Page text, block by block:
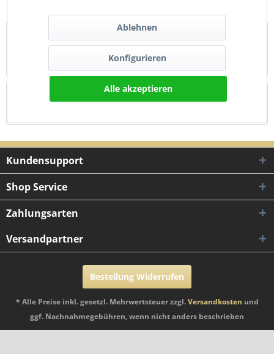
2x Zündkerze BP7HS. Details Schlüsselweite: 20,8 mm
Gewindedurchmesser: 14,0 mm...mehr
Kundensupport
Shop Service
Zahlungsarten
Versandpartner
Bestellung Widerrufen
* Alle Preise inkl. gesetzl. Mehrwertsteuer zzgl.Versandkosten und
ggf. Nachnahmegebühren, wenn nicht anders beschrieben
Ablehnen
Konfigurieren
Alle akzeptieren